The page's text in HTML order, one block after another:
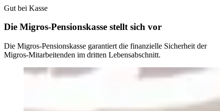
Gut bei Kasse
Die Migros-Pensionskasse stellt sich vor
Die Migros-Pensionskasse garantiert die finanzielle Sicherheit der
Migros-Mitarbeitenden im dritten Lebensabschnitt.